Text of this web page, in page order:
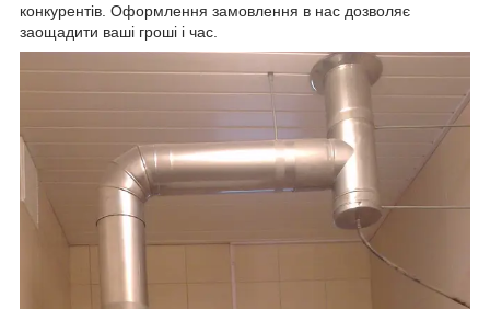
конкурентів. Оформлення замовлення в нас дозволяє
заощадити ваші гроші і час.